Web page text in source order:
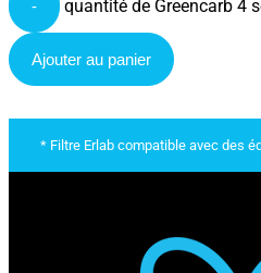
- quantité de Greencarb 4
Ajouter au panier
* Filtre Erlab compatible avec des